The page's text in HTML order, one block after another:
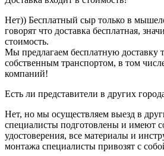
Нет)) Бесплатный сыр только в
говорят что доставка бесплатная,
стоимость.
Мы предлагаем бесплатную доставку
собственным транспортом, в том
компаний!
Есть ли представители в других
Нет, но мы осуществляем выезд в
специалисты подготовлены и имеют
удостоверения, все материалы и
монтажа специалисты привозят с